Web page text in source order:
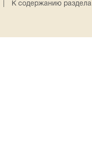
К содержанию раздела